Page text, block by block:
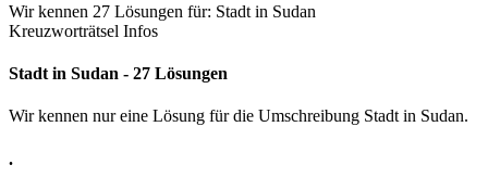
Wir kennen 27 Lösungen für: Stadt in Sudan
Kreuzworträtsel Infos
Stadt in Sudan - 27 Lösungen
Wir kennen nur eine Lösung für die Umschreibung Stadt in Sudan.
.